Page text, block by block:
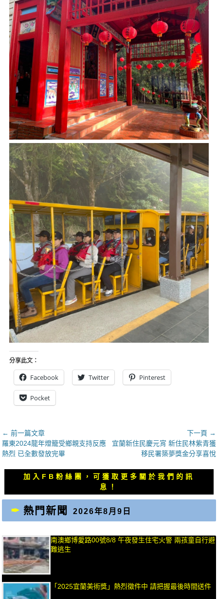
分享此文：
Facebook Twitter Pinterest
Pocket
文
章
導
覽
← 前一篇文章
上
一
羅東2024龍年燈籠受鄉親支持反應
熱烈 已全數發放完畢
下一頁 →
下
文
章：
宜蘭新住民慶元宵 新住民林紫青獲
移民署築夢獎金分享喜悅
加入FB粉絲團，可獲取更多關於我們的訊
息！
熱門新聞 2026年8月9日
南澳鄉博愛路00號8/8 午夜發生住宅火警 兩孩童自行避
難逃生
「2025宜蘭美術獎」熱烈徵件中 請把握最後時間送件